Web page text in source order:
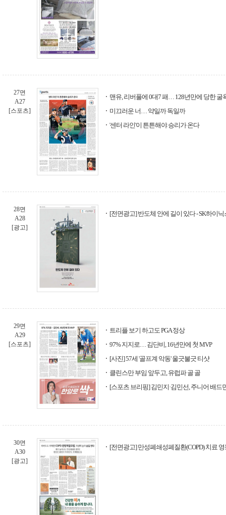
27면
A27
[스포츠]
맨유, 리버풀에 0대7 패… 128년만에 당한 굴
미끄러운 너… 약일까 독일까
'센터 라인'이 튼튼해야 승리가 온다
28면
A28
[광고]
[전면광고] 반도체 안에 길이 있다 - SK하이닉
29면
A29
[스포츠]
트리플 보기 하고도 PGA 정상
97% 지지로… 김단비, 16년만에 첫 MVP
[사진] 57세 '골프계 악동' 울긋불긋 티샷
클린스만 부임 앞두고, 유럽파 골 골
[스포츠 브리핑] 김민지·김민선, 주니어 배드
30면
A30
[광고]
[전면광고] 만성폐쇄성폐질환(COPD) 치료